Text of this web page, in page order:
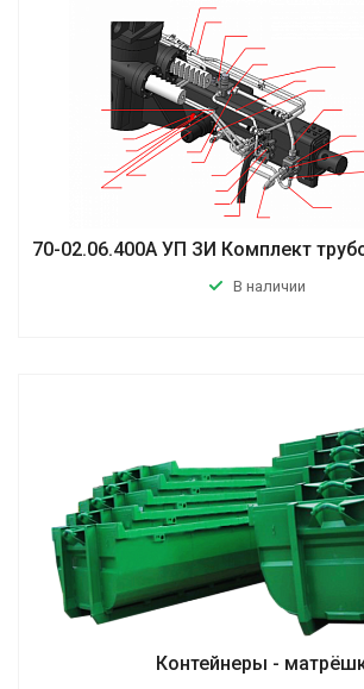
70-02.06.400А УП ЗИ Комплект
В наличии
Контейнеры -